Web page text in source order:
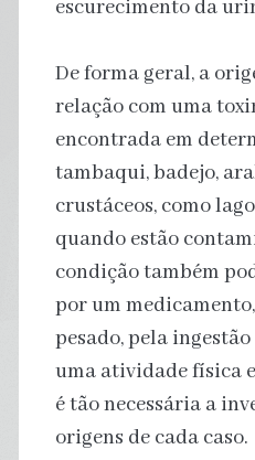
escurecimento da
De forma geral, a
relação com uma
encontrada em
tambaqui, badejo,
crustáceos, como
quando estão
condição também
por um
pesado, pela
uma atividade física
é tão necessária a
origens de cada caso.